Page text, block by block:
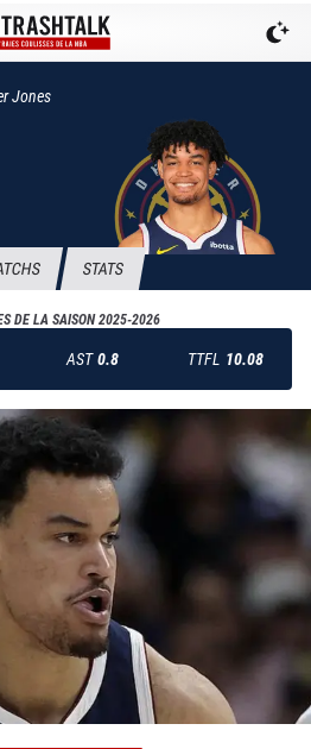
Jones
STATS
DE LA SAISON2025-2026
AST 0.8 TTFL 10.08